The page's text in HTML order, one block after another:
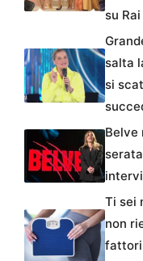
su Rai
salta
si
Belve
Ti sei
non
fattori